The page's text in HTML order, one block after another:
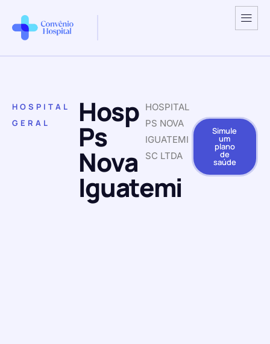
HOSPITAL
GERAL
Hosp
Ps
Nova
Iguatemi
HOSPITAL
PS NOVA
IGUATEMI
SC LTDA
Simule
um
plano
de
saúde